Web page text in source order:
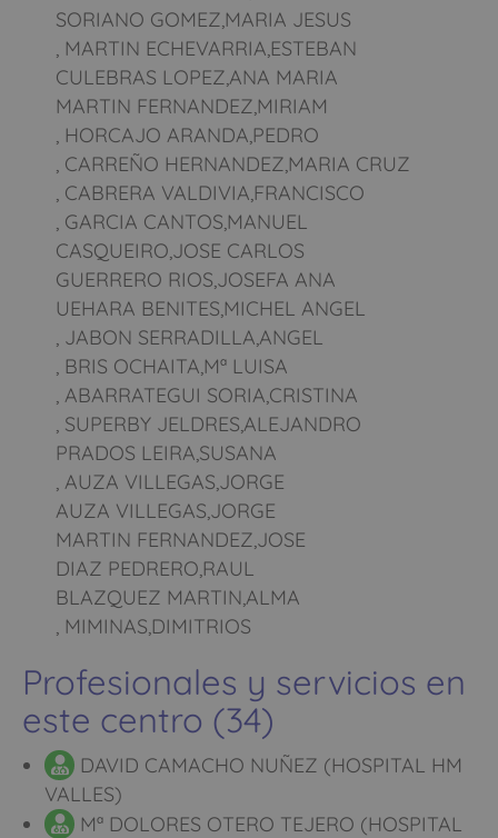
SORIANO GOMEZ,MARIA JESUS
, MARTIN ECHEVARRIA,ESTEBAN
CULEBRAS LOPEZ,ANA MARIA
MARTIN FERNANDEZ,MIRIAM
, HORCAJO ARANDA,PEDRO
, CARREÑO HERNANDEZ,MARIA CRUZ
, CABRERA VALDIVIA,FRANCISCO
, GARCIA CANTOS,MANUEL
CASQUEIRO,JOSE CARLOS
GUERRERO RIOS,JOSEFA ANA
UEHARA BENITES,MICHEL ANGEL
, JABON SERRADILLA,ANGEL
, BRIS OCHAITA,Mª LUISA
, ABARRATEGUI SORIA,CRISTINA
, SUPERBY JELDRES,ALEJANDRO
PRADOS LEIRA,SUSANA
, AUZA VILLEGAS,JORGE
AUZA VILLEGAS,JORGE
MARTIN FERNANDEZ,JOSE
DIAZ PEDRERO,RAUL
BLAZQUEZ MARTIN,ALMA
, MIMINAS,DIMITRIOS
Profesionales y servicios en
este centro (34)
DAVID CAMACHO NUÑEZ (HOSPITAL HM
VALLES)
Mª DOLORES OTERO TEJERO (HOSPITAL